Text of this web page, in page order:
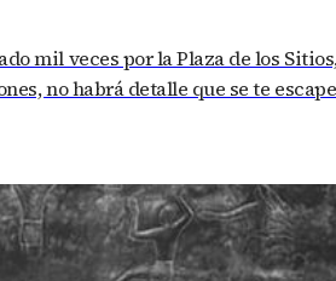
mil veces por la Plaza de los
no habrá detalle que se te